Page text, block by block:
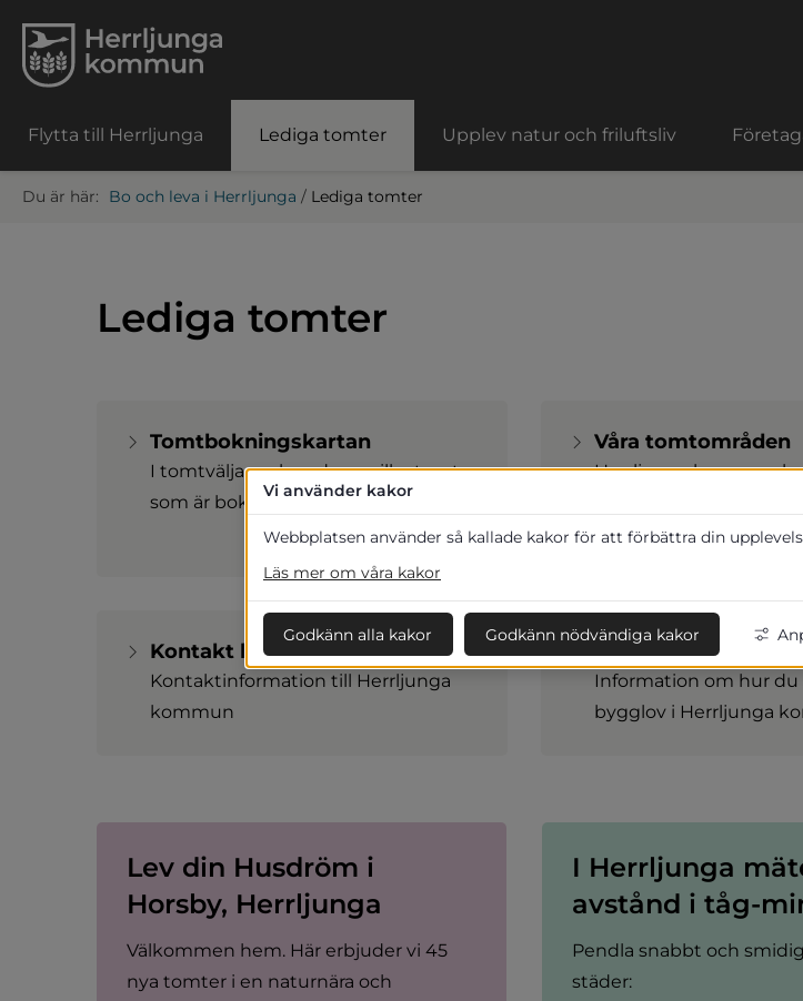
Flytta till Herrljunga Lediga tomter Upplev natur och friluftsliv
Bo och leva i Herrljunga / Lediga tomter
Lediga tomter
Tomtbokningskartan
I tomtväljaren kan du se vilka tomter
som är bokningsbara
Våra tomtområden
Herrljunga kommun
bygga nytt
Kontakt boka och köpa tomt
Kontaktinformation till Herrljunga
kommun
Bygglov
Information om hur du
bygglov i Herrljunga
Lev din Husdröm i
Horsby, Herrljunga
Välkommen hem. Här erbjuder vi 45
nya tomter i en naturnära och
I Herrljunga
avstånd i tåg-
Pendla snabbt och
städer:
Vi använder kakor
Webbplatsen använder så kallade kakor för att förbättra din
Läs mer om våra kakor
Godkänn alla kakor Godkänn nödvändiga kakor